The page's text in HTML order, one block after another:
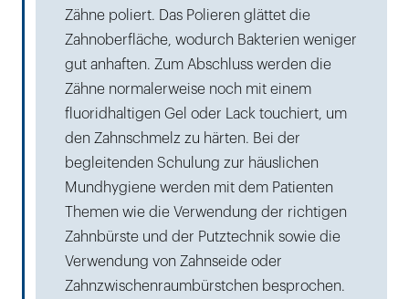
Zähne poliert. Das Polieren glättet die
Zahnoberfläche, wodurch Bakterien weniger
gut anhaften. Zum Abschluss werden die
Zähne normalerweise noch mit einem
fluoridhaltigen Gel oder Lack touchiert, um
den Zahnschmelz zu härten. Bei der
begleitenden Schulung zur häuslichen
Mundhygiene werden mit dem Patienten
Themen wie die Verwendung der richtigen
Zahnbürste und der Putztechnik sowie die
Verwendung von Zahnseide oder
Zahnzwischenraumbürstchen besprochen.